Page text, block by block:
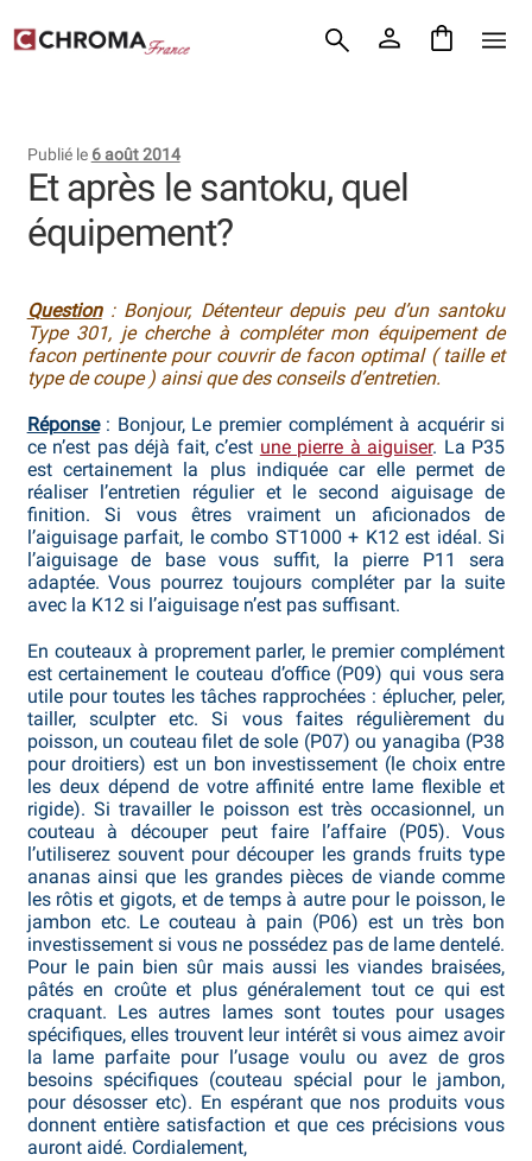
Aller
Aller
Chroma France
Commande
Conditions Générales de Vente
Demande de devis
Expédition le jour même
Frais de port
Hall of Fame
Bocuse d’Or
Ma sélection
Mentions légales
Mon Compte
Partenaires
Plan du site
Politique de confidentialité
Politique en matière de remboursements et de retours
Questions / Réponses
Questions-Réponses?
Revendeurs
Publié le 6 août 2014
Et après le santoku, quel
équipement?
Question : Bonjour, Détenteur depuis peu d’un santoku
Type 301, je cherche à compléter mon équipement de
facon pertinente pour couvrir de facon optimal ( taille et
type de coupe ) ainsi que des conseils d’entretien.
Réponse: Bonjour, Le premier complément à acquérir si
ce n’est pas déjà fait, c’est une pierre à aiguiser. La P35
est certainement la plus indiquée car elle permet de
réaliser l’entretien régulier et le second aiguisage de
finition. Si vous êtres vraiment un aficionados de
l’aiguisage parfait, le combo ST1000 + K12 est idéal. Si
l’aiguisage de base vous suffit, la pierre P11 sera
adaptée. Vous pourrez toujours compléter par la suite
avec la K12 si l’aiguisage n’est pas suffisant.
En couteaux à proprement parler, le premier complément
est certainement le couteau d’office (P09) qui vous sera
utile pour toutes les tâches rapprochées : éplucher, peler,
tailler, sculpter etc. Si vous faites régulièrement du
poisson, un couteau filet de sole (P07) ou yanagiba (P38
pour droitiers) est un bon investissement (le choix entre
les deux dépend de votre affinité entre lame flexible et
rigide). Si travailler le poisson est très occasionnel, un
couteau à découper peut faire l’affaire (P05). Vous
l’utiliserez souvent pour découper les grands fruits type
ananas ainsi que les grandes pièces de viande comme
les rôtis et gigots, et de temps à autre pour le poisson, le
jambon etc. Le couteau à pain (P06) est un très bon
investissement si vous ne possédez pas de lame dentelé.
Pour le pain bien sûr mais aussi les viandes braisées,
pâtés en croûte et plus généralement tout ce qui est
craquant. Les autres lames sont toutes pour usages
spécifiques, elles trouvent leur intérêt si vous aimez avoir
la lame parfaite pour l’usage voulu ou avez de gros
besoins spécifiques (couteau spécial pour le jambon,
pour désosser etc). En espérant que nos produits vous
donnent entière satisfaction et que ces précisions vous
auront aidé. Cordialement,